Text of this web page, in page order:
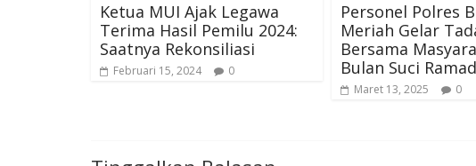
Ketua MUI Ajak Legawa
Terima Hasil Pemilu 2024:
Saatnya Rekonsiliasi
Februari 15, 2024 0
Personel Polres
Meriah Gelar
Bersama
Bulan Suci
Maret 13, 2025 0